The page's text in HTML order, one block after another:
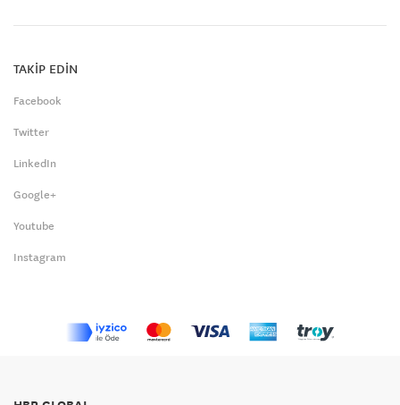
TAKİP EDİN
Facebook
Twitter
LinkedIn
Google+
Youtube
Instagram